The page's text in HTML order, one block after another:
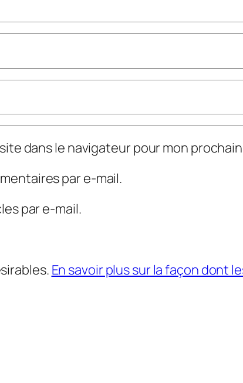
dans le navigateur pour mon
par e-mail.
par e-mail.
En savoir plus sur la façon dont